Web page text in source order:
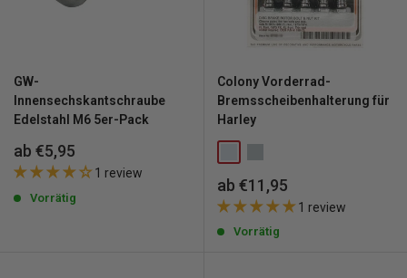
GW-
Innensechskantschraube
Edelstahl M6 5er-Pack
Sonderpreis
ab €5,95
1 review
Vorrätig
Colony Vorderrad-
Bremsscheibenhalterung für
Harley
Sonderpreis
ab €11,95
1 review
Vorrätig